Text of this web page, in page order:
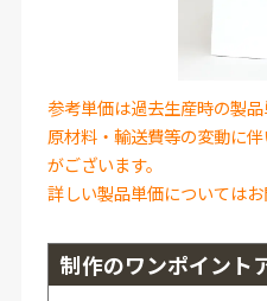
参考単価は過去生産時の製品
原材料・輸送費等の変動に
がございます。
詳しい製品単価についてはお
制作のワンポイント